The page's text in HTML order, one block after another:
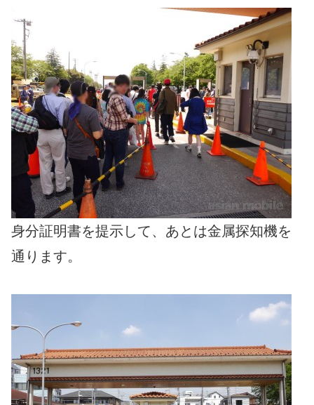
身分証明書を提示して、あとは金属探知機を
通ります。